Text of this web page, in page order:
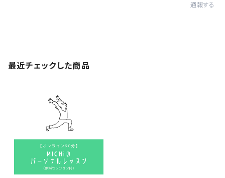
通報する
最近チェックした商品